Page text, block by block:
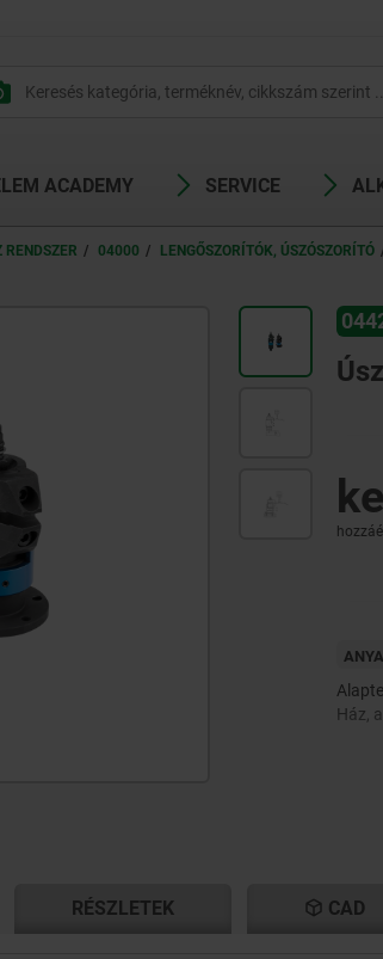
ACADEMY SERVICE
04000 LENGŐSZORÍTÓK, ÚSZÓSZORÍTÓ
Ház,
RÉSZLETEK CAD